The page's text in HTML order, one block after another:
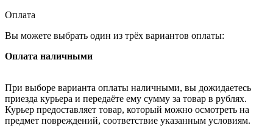
Оплата
Вы можете выбрать один из трёх вариантов оплаты:
Оплата наличными
При выборе варианта оплаты наличными, вы дожидаетесь
приезда курьера и передаёте ему сумму за товар в рублях.
Курьер предоставляет товар, который можно осмотреть на
предмет повреждений, соответствие указанным условиям.